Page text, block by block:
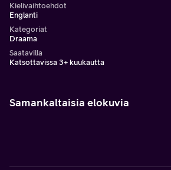
Kielivaihtoehdot
Englanti
Kategoriat
Draama
Saatavilla
Katsottavissa 3+ kuukautta
Samankaltaisia elokuvia